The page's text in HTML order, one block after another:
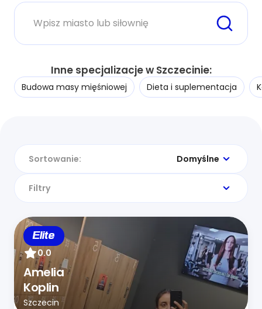
Miasto lub siłownia
Inne specjalizacje w Szczecinie:
Budowa masy mięśniowej Dieta i suplementacja
Sortowanie: Domyślne
Filtry
Elite
0.0
Amelia
Koplin
Szczecin